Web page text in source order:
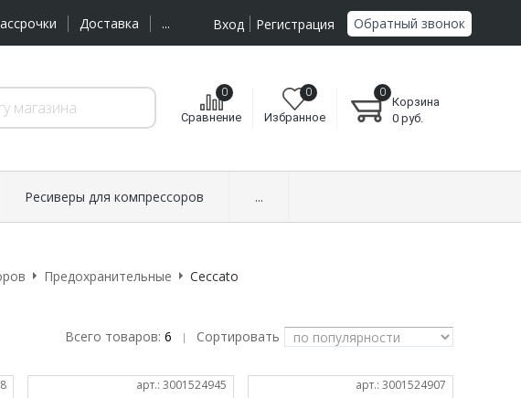
Доставка ... Вход Регистрация Обратный звонок
Сравнение
0
Избранное
0
Корзина
0
0 руб.
Ресиверы для компрессоров ...
Предохранительные Ceccato
Всего товаров: 6 | Сортировать
арт.: 3001524945 арт.: 3001524907